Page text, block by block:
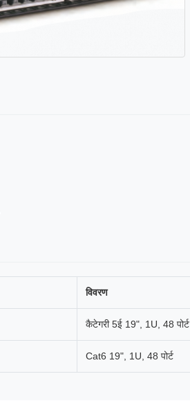
विवरण
कैटेगरी 5ई 19", 1U, 48 पोर्ट
Cat6 19", 1U, 48 पोर्ट